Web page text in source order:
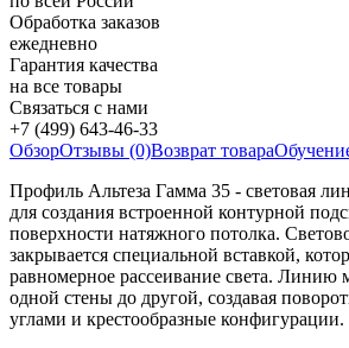
Обработка заказов
ежедневно
Гарантия качества
на все товары
Связаться с нами
+7 (499) 643-46-33
ОбзорОтзывы (0)Возврат товара
Профиль Альтеза Гамма 35 - световая
для создания встроенной контурной
поверхности натяжного потолка.
закрывается специальной вставкой,
равномерное рассеивание света. Линию
одной стены до другой, создавая
углами и крестообразные конфигурации.